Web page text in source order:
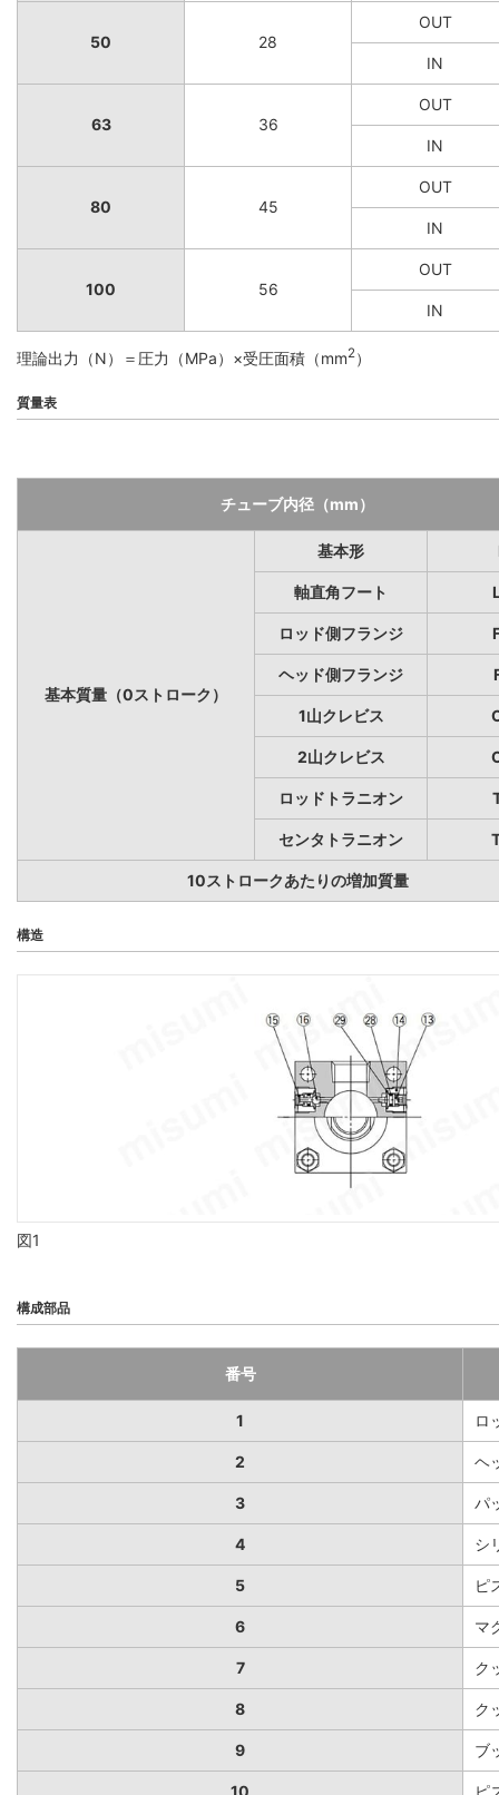
50 28
OUT
IN
63 36
OUT
IN
80 45
OUT
IN
100 56
OUT
IN
理論出力（N）＝圧力（MPa）×受圧面積（mm2 ）
質量表
チューブ内径（mm）
基本質量（0ストローク）
基本形
軸直角フート
ロッド側フランジ
ヘッド側フランジ
1山クレビス
2山クレビス
ロッドトラニオン
センタトラニオン
10ストロークあたりの増加質量
構造
図1
構成部品
番号
1 ロ
2 ヘ
3 パ
4 シ
5 ピ
6 マ
7 ク
8 ク
9 ブ